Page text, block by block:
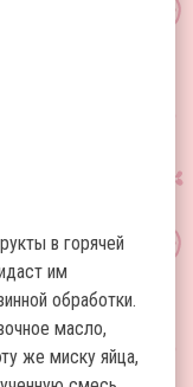
в горячей
им
обработки.
масло,
же миску яйца,